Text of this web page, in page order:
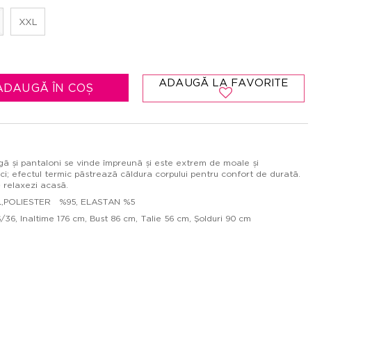
XXL
ÎN COȘ ADAUGĂ LA FAVORITE
și pantaloni se vinde împreună și este extrem de moale și
efectul termic păstrează căldura corpului pentru confort de durată.
acasă.
%95, ELASTAN %5
Inaltime 176 cm, Bust 86 cm, Talie 56 cm, Şolduri 90 cm